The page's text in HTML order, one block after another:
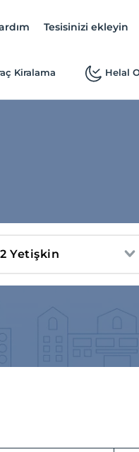
Tesisinizi ekleyin
Kiralama Helal